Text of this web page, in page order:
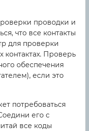
проводки и
что все контакты
для проверки
контактах. Проверь
обеспечения
если это
потребоваться
его с
все коды